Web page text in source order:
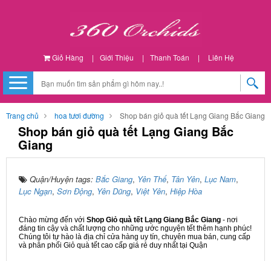
Giỏ Hàng | Giới Thiệu | Thanh Toán | Liên Hệ
Trang chủ hoa tươi đường Shop bán giỏ quà tết Lạng Giang Bắc Giang
Shop bán giỏ quà tết Lạng Giang Bắc
Giang
Quận/Huyện tags: Bắc Giang, Yên Thế, Tân Yên, Lục Nam,
Lục Ngạn, Sơn Động, Yên Dũng, Việt Yên, Hiệp Hòa
Chào mừng đến với Shop Giỏ quà tết Lạng Giang Bắc Giang - nơi
đáng tin cậy và chất lượng cho những ước nguyện tết thêm hạnh phúc!
Chúng tôi tự hào là địa chỉ cửa hàng uy tín, chuyên mua bán, cung cấp
và phân phối Giỏ quà tết cao cấp giá rẻ duy nhất tại Quận